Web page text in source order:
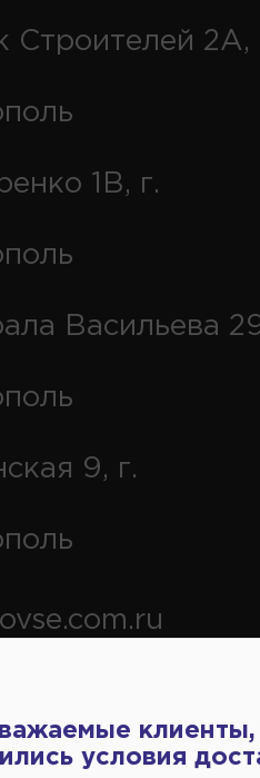
Строителей 2А,
1В, г.
Васильева
9, г.
и районы,
клиенты,
условия